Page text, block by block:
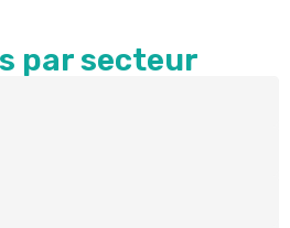
par secteur